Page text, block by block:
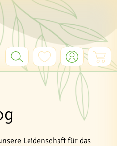
Leidenschaft für das